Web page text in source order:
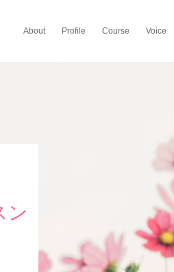
About Profile Course Voice
ン